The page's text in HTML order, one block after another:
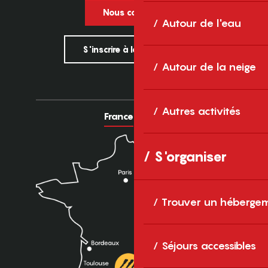
Autour de l'eau
Autour de la neige
Autres activités
S'organiser
Trouver un
Séjours accessibles
Nous contacter
S'inscrire à la newsletter
France Europe